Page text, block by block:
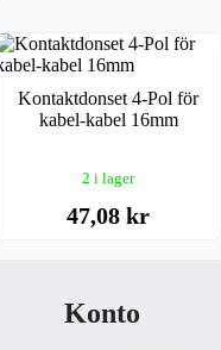
Kontaktdonset 4-Pol för
kabel-kabel 16mm
2 i lager
47,08 kr
Konto